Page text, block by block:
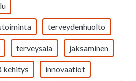
terveydenhuolto
terveysala jaksaminen
kehitys innovaatiot